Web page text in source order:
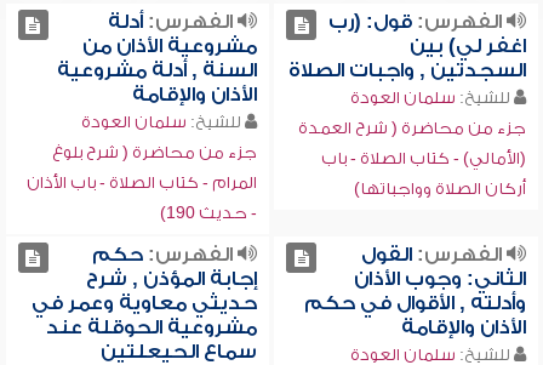
الفهرس:قول: (رب
اغفر لي) بين
السجدتين , واجبات الصلاة
للشيخ: سلمان العودة
جزء من محاضرة ( شرح العمدة
(الأمالي) - كتاب الصلاة - باب
أركان الصلاة وواجباتها)
الفهرس:أدلة
مشروعية الأذان من
السنة , أدلة مشروعية
الأذان والإقامة
للشيخ: سلمان العودة
جزء من محاضرة ( شرح بلوغ
المرام - كتاب الصلاة - باب الأذان
- حديث 190)
الفهرس:القول
الثاني: وجوب الأذان
وأدلته , الأقوال في حكم
الأذان والإقامة
للشيخ: سلمان العودة
الفهرس:حكم
إجابة المؤذن , شرح
حديثي معاوية وعمر في
مشروعية الحوقلة عند
سماع الحيعلتين